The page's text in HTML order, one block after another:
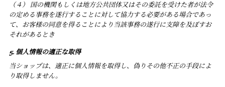
（４） 国の機関もしくは地方公共団体又はその委託を受けた者が法令
の定める事務を遂行することに対して協力する必要がある場合であっ
て、お客様の同意を得ることにより当該事務の遂行に支障を及ぼすお
それがあるとき
5. 個人情報の適正な取得
当ショップは、適正に個人情報を取得し、偽りその他不正の手段によ
り取得しません。